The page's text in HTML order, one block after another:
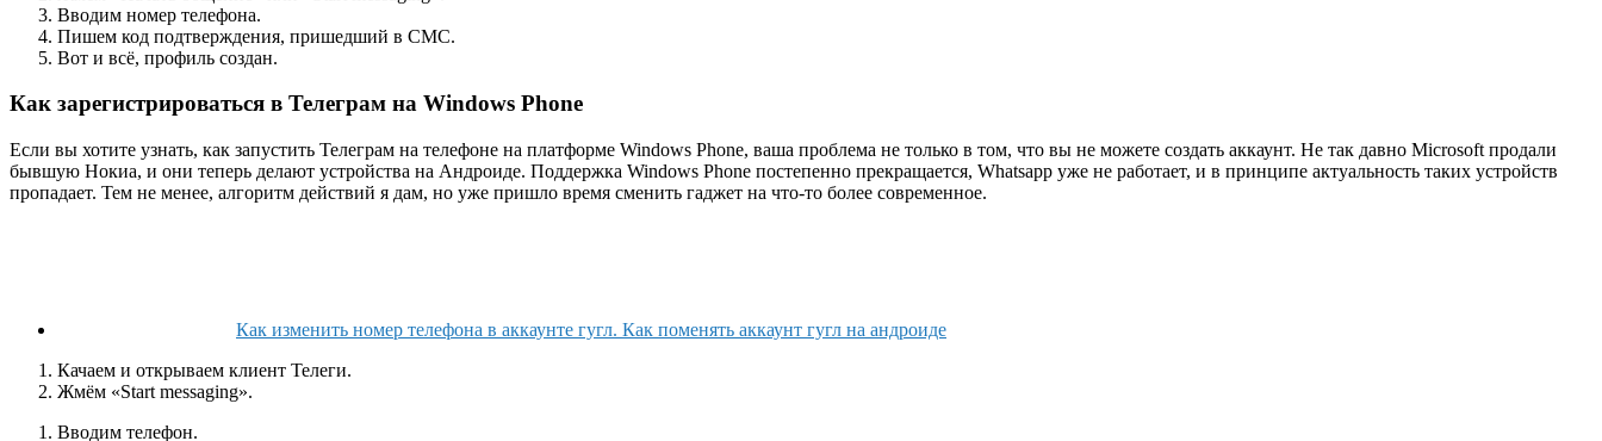
Вводим номер телефона.
Пишем код подтверждения, пришедший в СМС.
Вот и всё, профиль создан.
Как зарегистрироваться в Телеграм на Windows Phone
Если вы хотите узнать, как запустить Телеграм на телефоне на платформе Windows Phone, ваша проблема не только в том, что вы не можете создать аккаунт. Не так давно Microsoft продали
бывшую Нокиа, и они теперь делают устройства на Андроиде. Поддержка Windows Phone постепенно прекращается, Whatsapp уже не работает, и в принципе актуальность таких устройств
пропадает. Тем не менее, алгоритм действий я дам, но уже пришло время сменить гаджет на что-то более современное.
Как изменить номер телефона в аккаунте гугл. Как поменять аккаунт гугл на андроиде
Качаем и открываем клиент Телеги.
Жмём «Start messaging».
Вводим телефон.